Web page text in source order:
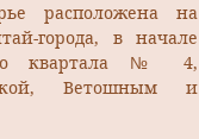
расположена на
города, в начале
квартала № 4,
Ветошным и